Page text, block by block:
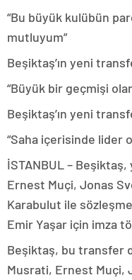
“Bu büyük kulübün
mutluyum”
Beşiktaş’ın yeni
“Büyük bir geçmişi
Beşiktaş’ın yeni
“Saha içerisinde lider
İSTANBUL –
Ernest Muçi, Jonas
Karabulut ile
Emir Yaşar için imza
Beşiktaş, bu transfer
Musrati, Ernest Muçi,